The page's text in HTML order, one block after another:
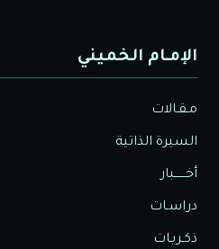
الإمـام الخميني
مـقـالات
السيرة الذاتية
أخــــــبار
دراسـات
ذكـريـات